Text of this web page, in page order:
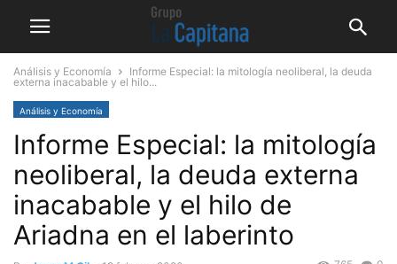
Análisis y Economía
Informe Especial: la mitología neoliberal, la deuda
externa inacabable y el hilo...
Análisis y Economía
Informe Especial: la mitología
neoliberal, la deuda externa
inacabable y el hilo de
Ariadna en el laberinto